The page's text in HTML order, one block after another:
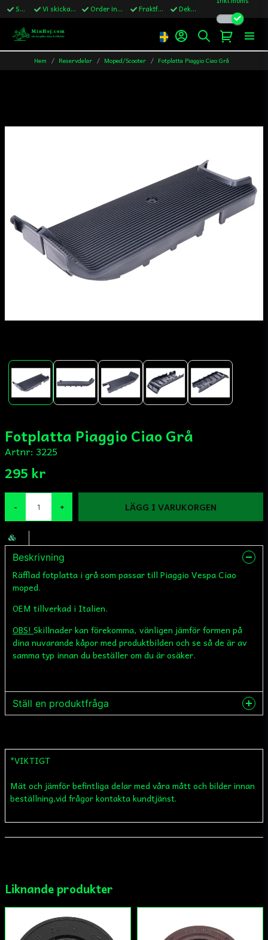
Snabba leveranser Vi skickar till Sverige,Danmark & Finland Order innan kl.13 skickas samma vardag Fraktfritt över 1200kr till Sverige Dekaler ingår i alla ordrar
Hem Reservdelar Moped/Scooter Fotplatta Piaggio Ciao Grå
Fotplatta Piaggio Ciao Grå
Artnr: 3225
295 kr
- + LÄGG I VARUKORGEN
Beskrivning
Räfflad fotplatta i grå som passar till Piaggio Vespa Ciao
moped.
OEM tillverkad i Italien.
OBS! Skillnader kan förekomma, vänligen jämför formen på
dina nuvarande kåpor med produktbilden och se så de är av
samma typ innan du beställer om du är osäker.
Ställ en produktfråga
name
Namn
email
Ja, ni får publicera min fråga
*VIKTIGT
Mät och jämför befintliga delar med våra mått och bilder innan
beställning,vid frågor kontakta kundtjänst.
Liknande produkter